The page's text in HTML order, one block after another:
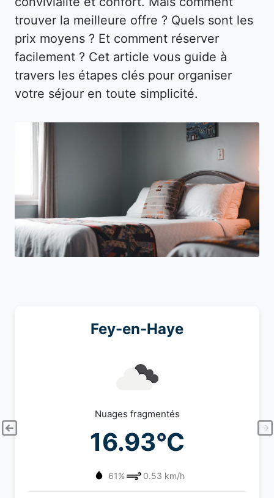
trouver la meilleure offre ? Quels sont les
prix moyens ? Et comment réserver
facilement ? Cet article vous guide à
travers les étapes clés pour organiser
votre séjour en toute simplicité.
Fey-en-Haye
Nuages fragmentés
16.93°C
61% 0.53 km/h